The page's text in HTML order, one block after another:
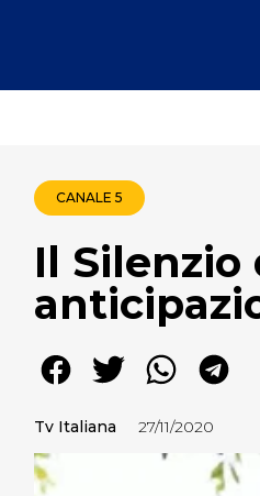
CANALE 5
Il Silenzio
Tv Italiana 27/11/2020